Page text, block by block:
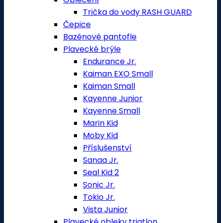
Trička do vody RASH GUARD
Čepice
Bazénové pantofle
Plavecké brýle
Endurance Jr.
Kaiman EXO Small
Kaiman Small
Kayenne Junior
Kayenne Small
Marin Kid
Moby Kid
Příslušenství
Sanaa Jr.
Seal Kid 2
Sonic Jr.
Tokio Jr.
Vista Junior